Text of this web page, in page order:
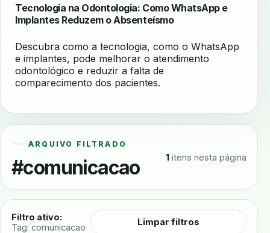
Tecnologia na Odontologia: Como WhatsApp e
Implantes Reduzem o Absenteísmo
Descubra como a tecnologia, como o WhatsApp
e implantes, pode melhorar o atendimento
odontológico e reduzir a falta de
comparecimento dos pacientes.
ARQUIVO FILTRADO
#comunicacao 1 itens nesta página
Filtro ativo:
Tag: comunicacao
Limpar filtros